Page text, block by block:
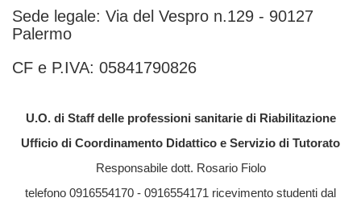
Sede legale: Via del Vespro n.129 - 90127
Palermo
CF e P.IVA: 05841790826
U.O. di Staff delle professioni sanitarie di Riabilitazione
Ufficio di Coordinamento Didattico e Servizio di Tutorato
Responsabile dott. Rosario Fiolo
telefono 0916554170 - 0916554171 ricevimento studenti dal